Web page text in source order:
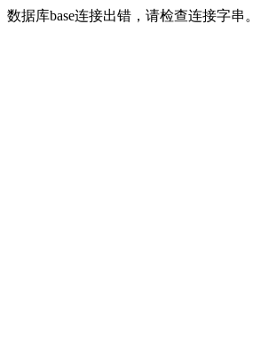
数据库base连接出错，请检查连接字串。